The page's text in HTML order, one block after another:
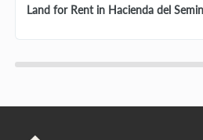
Land for Rent in Hacienda del